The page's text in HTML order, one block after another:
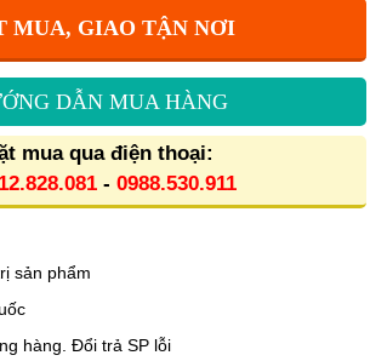
MUA, GIAO TẬN NƠI
DẪN MUA HÀNG
mua qua điện thoại:
- 0988.530.911
sản phẩm
hàng. Đổi trả SP lỗi